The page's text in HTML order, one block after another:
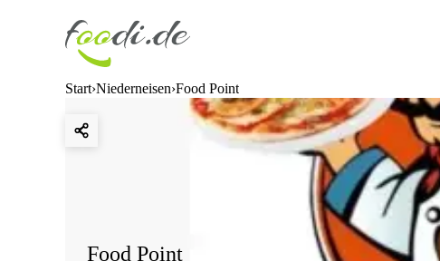
Start Niederneisen Food Point
Food Point